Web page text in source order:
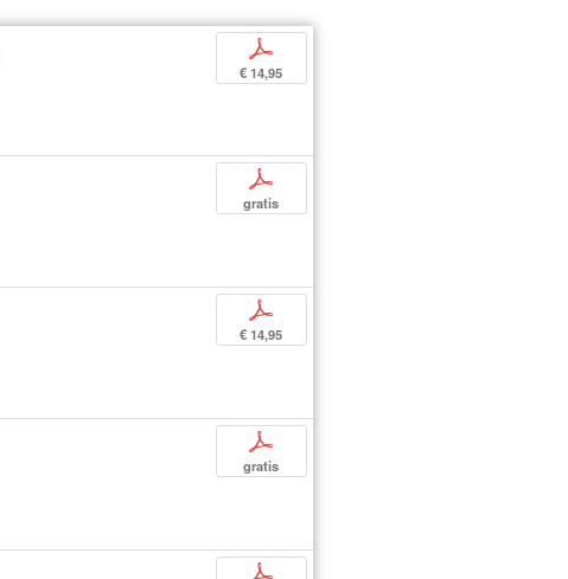
p
€ 14,95
p
gratis
p
€ 14,95
p
gratis
p